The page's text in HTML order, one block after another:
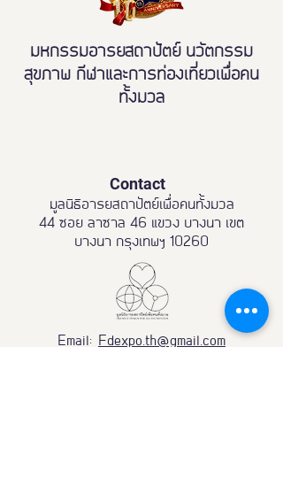
มหกรรมอารยสถาปัตย์ นวัตกรรม
สุขภาพ กีฬาและการท่องเที่ยวเพื่อคน
ทั้งมวล
Contact
มูลนิธิอารยสถาปัตย์เพื่อคนทั้งมวล
44 ซอย ลาซาล 46 แขวง บางนา เขต
บางนา กรุงเทพฯ 10260
Email: Fdexpo.th@gmail.com